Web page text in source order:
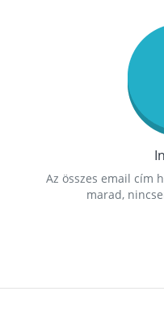
Az összes email cím
marad,